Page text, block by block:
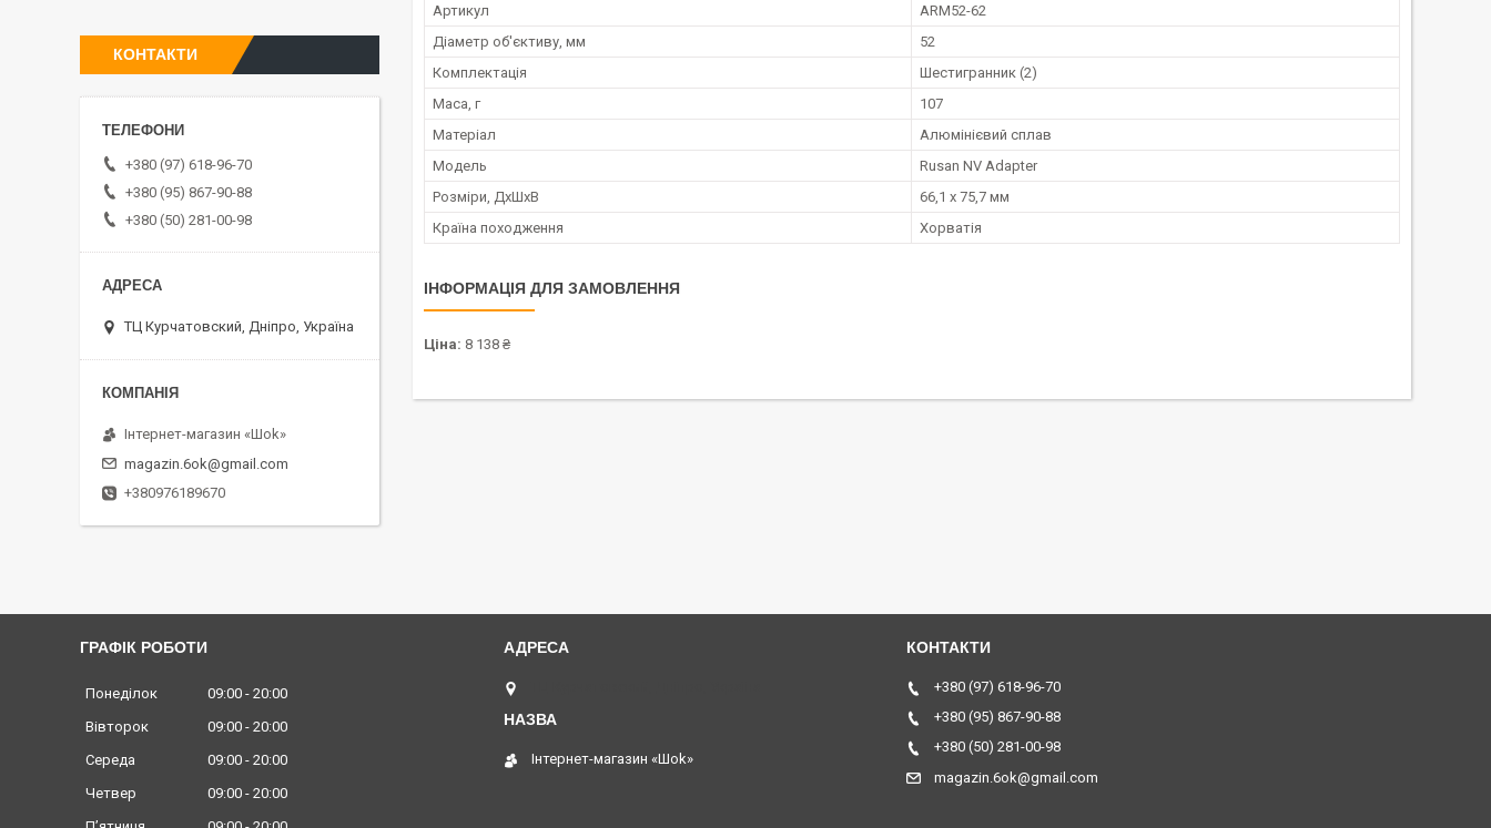
Артикул
ARM52-62
Діаметр об'єктиву, мм
52
Комплектація
Шестигранник (2)
Маса, г
107
Матеріал
Алюмінієвий сплав
Мoдель
Rusan NV Adapter
Розміри, ДхШхВ
66,1 х 75,7 мм
Країна походження
Хорватія
ІНФОРМАЦІЯ ДЛЯ ЗАМОВЛЕННЯ
Ціна: 8 138 ₴
КОНТАКТИ
+380 (97) 618-96-70
+380 (95) 867-90-88
+380 (50) 281-00-98
ТЦ Курчатовский, Дніпро, Україна
Інтернет-магазин «Шоk»
magazin.6ok@gmail.com
+380976189670
ГРАФІК РОБОТИ
Понеділок 09:00
20:00
Вівторок
09:00
20:00
Середа
09:00
20:00
Четвер
09:00
20:00
Інтернет-магазин «Шоk»
+380 (97) 618-96-70
+380 (95) 867-90-88
+380 (50) 281-00-98
magazin.6ok@gmail.com